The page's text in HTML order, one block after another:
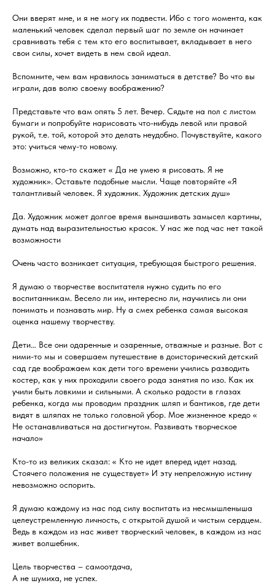
Они вверят мне, и я не могу их подвести. Ибо с того момента, как
маленький человек сделал первый шаг по земле он начинает
сравнивать тебя с тем кто его воспитывает, вкладывает в него
свои силы, хочет видеть в нем свой идеал.
Вспомните, чем вам нравилось заниматься в детстве? Во что вы
играли, дав волю своему воображению?
Представьте что вам опять 5 лет. Вечер. Сядьте на пол с листом
бумаги и попробуйте нарисовать что-нибудь левой или правой
рукой, т.е. той, которой это делать неудобно. Почувствуйте, какого
это: учиться чему-то новому.
Возможно, кто-то скажет « Да не умею я рисовать. Я не
художник». Оставьте подобные мысли. Чаще повторяйте «Я
талантливый человек. Я художник. Художник детских душ»
Да. Художник может долгое время вынашивать замысел картины,
думать над выразительностью красок. У нас же под час нет такой
возможности
Очень часто возникает ситуация, требующая быстрого решения.
Я думаю о творчестве воспитателя нужно судить по его
воспитанникам. Весело ли им, интересно ли, научились ли они
понимать и познавать мир. Ну а смех ребенка самая высокая
оценка нашему творчеству.
Дети… Все они одаренные и озаренные, отважные и разные. Вот с
ними-то мы и совершаем путешествие в доисторический детский
сад где воображаем как дети того времени учились разводить
костер, как у них проходили своего рода занятия по изо. Как их
учили быть ловкими и сильными. А сколько радости в глазах
ребенка, когда мы проводим праздник шляп и бантиков, где дети
видят в шляпах не только головной убор. Мое жизненное кредо «
Не останавливаться на достигнутом. Развивать творческое
начало»
Кто-то из великих сказал: « Кто не идет вперед идет назад.
Стоячего положения не существует» И эту непреложную истину
невозможно оспорить.
Я думаю каждому из нас под силу воспитать из несмышленыша
целеустремленную личность, с открытой душой и чистым сердцем.
Ведь в каждом из нас живет творческий человек, в каждом из нас
живет волшебник.
Цель творчества – самоотдача,
А не шумиха, не успех.